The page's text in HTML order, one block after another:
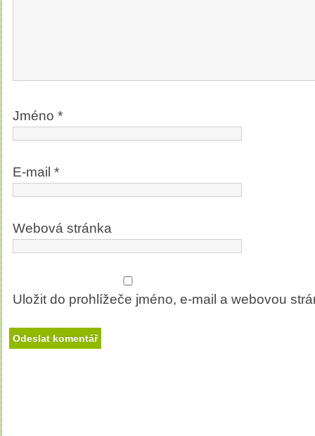
Jméno *
E-mail *
Webová stránka
Uložit do prohlížeče jméno, e-mail a webovou